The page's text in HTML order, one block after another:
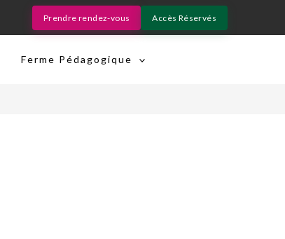
Prendre rendez-vous Accès Réservés
Ferme Pédagogique